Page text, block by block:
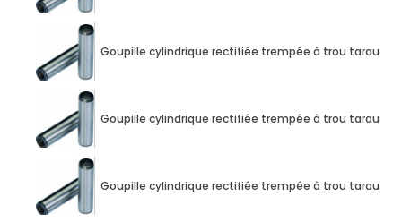
Goupille cylindrique rectifiée trempée à trou taraudé
Goupille cylindrique rectifiée trempée à trou taraudé
Goupille cylindrique rectifiée trempée à trou taraudé